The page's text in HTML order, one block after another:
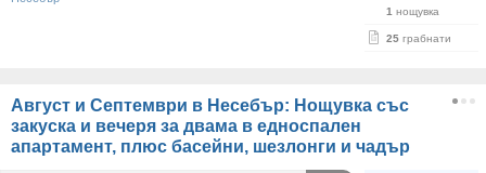
1 нощувка
25 грабнати
Август и Септември в Несебър: Нощувка със
закуска и вечеря за двама в едноспален
апартамент, плюс басейни, шезлонги и чадър